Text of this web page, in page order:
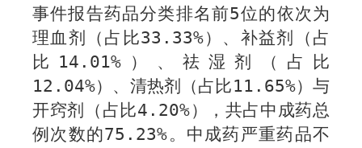
事件报告药品分类排名前5位的依次为
理血剂（占比33.33%）、补益剂（占
比 14.01% ）、祛湿剂（占比
12.04%）、清热剂（占比11.65%）与
开窍剂（占比4.20%），共占中成药总
例次数的75.23%。中成药严重药品不